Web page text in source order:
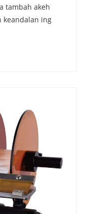
tambah akeh
keandalan ing